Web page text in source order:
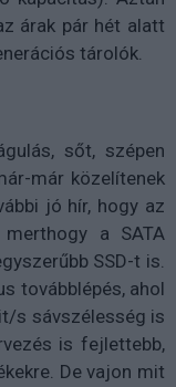
árak pár hét alatt
tárolók.
sőt, szépen
már közelítenek
jó hír, hogy az
a SATA
SSD-t is.
továbblépés, ahol
s sávszélesség is
is fejlettebb,
De vajon mit